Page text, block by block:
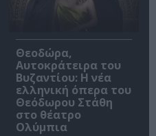
Θεοδώρα,
Αυτοκράτειρα του
Βυζαντίου: Η νέα
ελληνική όπερα του
Θεόδωρου Στάθη
στο θέατρο
Ολύμπια